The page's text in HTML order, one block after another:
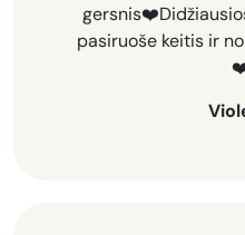
pasiruoše keitis ir